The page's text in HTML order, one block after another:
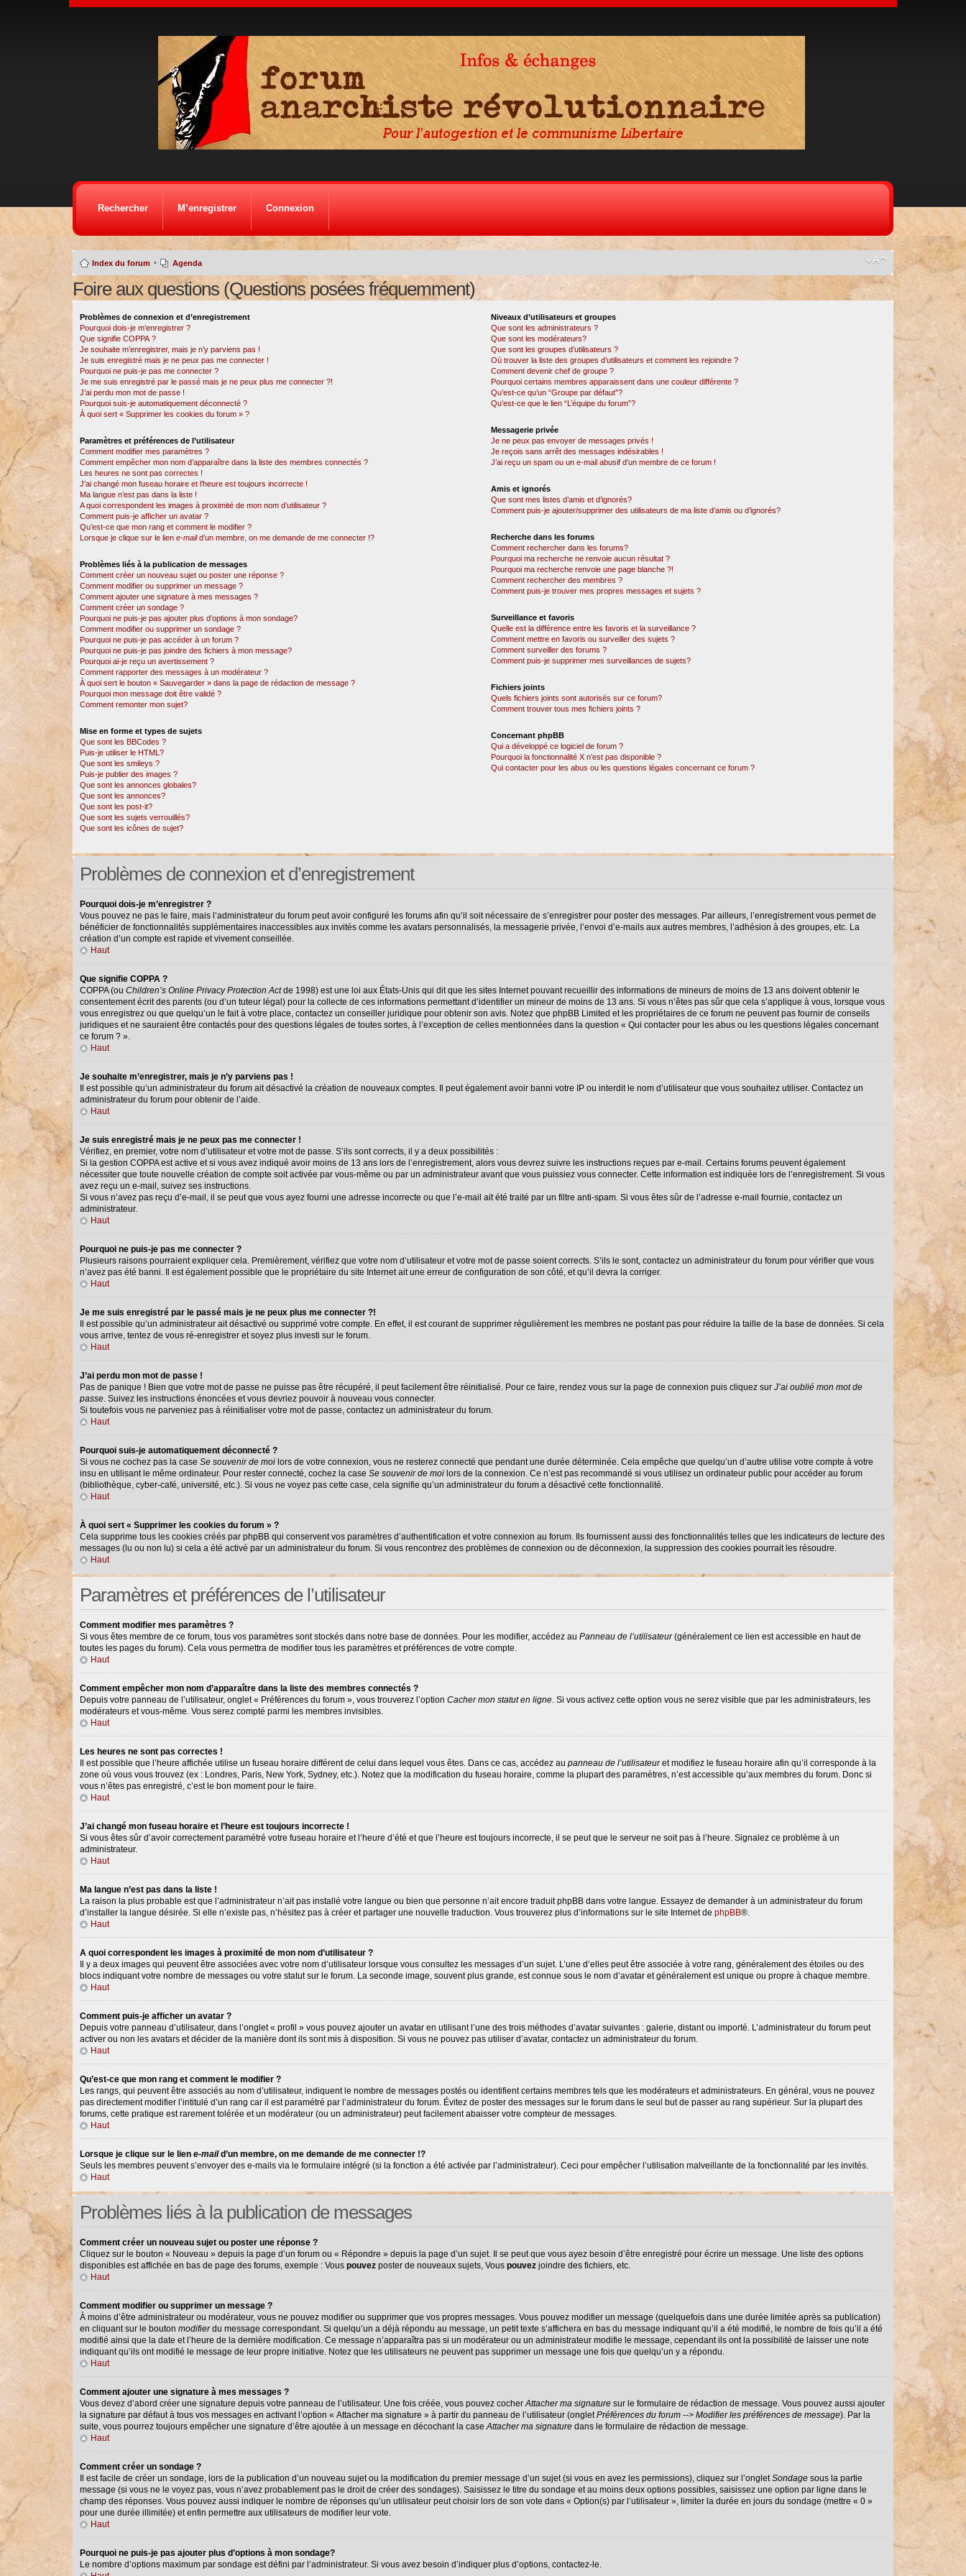
Rechercher M’enregistrer Connexion
Index du forum • Agenda
Foire aux questions (Questions posées fréquemment)
Problèmes de connexion et d’enregistrement
Pourquoi dois-je m’enregistrer ?
Que signifie COPPA ?
Je souhaite m’enregistrer, mais je n’y parviens pas !
Je suis enregistré mais je ne peux pas me connecter !
Pourquoi ne puis-je pas me connecter ?
Je me suis enregistré par le passé mais je ne peux plus me connecter ?!
J’ai perdu mon mot de passe !
Pourquoi suis-je automatiquement déconnecté ?
À quoi sert « Supprimer les cookies du forum » ?
Paramètres et préférences de l’utilisateur
Comment modifier mes paramètres ?
Comment empêcher mon nom d’apparaître dans la liste des membres connectés ?
Les heures ne sont pas correctes !
J’ai changé mon fuseau horaire et l’heure est toujours incorrecte !
Ma langue n’est pas dans la liste !
A quoi correspondent les images à proximité de mon nom d’utilisateur ?
Comment puis-je afficher un avatar ?
Qu’est-ce que mon rang et comment le modifier ?
Lorsque je clique sur le lien e-maild’un membre, on me demande de me connecter !?
Problèmes liés à la publication de messages
Comment créer un nouveau sujet ou poster une réponse ?
Comment modifier ou supprimer un message ?
Comment ajouter une signature à mes messages ?
Comment créer un sondage ?
Pourquoi ne puis-je pas ajouter plus d’options à mon sondage?
Comment modifier ou supprimer un sondage ?
Pourquoi ne puis-je pas accéder à un forum ?
Pourquoi ne puis-je pas joindre des fichiers à mon message?
Pourquoi ai-je reçu un avertissement ?
Comment rapporter des messages à un modérateur ?
À quoi sert le bouton « Sauvegarder » dans la page de rédaction de message ?
Pourquoi mon message doit être validé ?
Comment remonter mon sujet?
Mise en forme et types de sujets
Que sont les BBCodes ?
Puis-je utiliser le HTML?
Que sont les smileys ?
Puis-je publier des images ?
Que sont les annonces globales?
Que sont les annonces?
Que sont les post-it?
Que sont les sujets verrouillés?
Que sont les icônes de sujet?
Niveaux d’utilisateurs et groupes
Que sont les administrateurs ?
Que sont les modérateurs?
Que sont les groupes d’utilisateurs ?
Où trouver la liste des groupes d’utilisateurs et comment les rejoindre ?
Comment devenir chef de groupe ?
Pourquoi certains membres apparaissent dans une couleur différente ?
Qu’est-ce qu’un “Groupe par défaut”?
Qu’est-ce que le lien “L’équipe du forum”?
Messagerie privée
Je ne peux pas envoyer de messages privés !
Je reçois sans arrêt des messages indésirables !
J’ai reçu un spam ou un e-mail abusif d’un membre de ce forum !
Amis et ignorés
Que sont mes listes d’amis et d’ignorés?
Comment puis-je ajouter/supprimer des utilisateurs de ma liste d’amis ou d’ignorés?
Recherche dans les forums
Comment rechercher dans les forums?
Pourquoi ma recherche ne renvoie aucun résultat ?
Pourquoi ma recherche renvoie une page blanche ?!
Comment rechercher des membres ?
Comment puis-je trouver mes propres messages et sujets ?
Surveillance et favoris
Quelle est la différence entre les favoris et la surveillance ?
Comment mettre en favoris ou surveiller des sujets ?
Comment surveiller des forums ?
Comment puis-je supprimer mes surveillances de sujets?
Fichiers joints
Quels fichiers joints sont autorisés sur ce forum?
Comment trouver tous mes fichiers joints ?
Concernant phpBB
Qui a développé ce logiciel de forum ?
Pourquoi la fonctionnalité X n’est pas disponible ?
Qui contacter pour les abus ou les questions légales concernant ce forum ?
Problèmes de connexion et d’enregistrement
Pourquoi dois-je m’enregistrer ?
Vous pouvez ne pas le faire, mais l’administrateur du forum peut avoir configuré les forums afin qu’il soit nécessaire de s’enregistrer pour poster des messages. Par ailleurs, l’enregistrement vous permet de
bénéficier de fonctionnalités supplémentaires inaccessibles aux invités comme les avatars personnalisés, la messagerie privée, l’envoi d’e-mails aux autres membres, l’adhésion à des groupes, etc. La
création d’un compte est rapide et vivement conseillée.
Haut
Que signifie COPPA ?
COPPA (ou Children’s Online Privacy Protection Actde 1998) est une loi aux États-Unis qui dit que les sites Internet pouvant recueillir des informations de mineurs de moins de 13 ans doivent obtenir le
consentement écrit des parents (ou d’un tuteur légal) pour la collecte de ces informations permettant d’identifier un mineur de moins de 13 ans. Si vous n’êtes pas sûr que cela s’applique à vous, lorsque vous
vous enregistrez ou que quelqu’un le fait à votre place, contactez un conseiller juridique pour obtenir son avis. Notez que phpBB Limited et les propriétaires de ce forum ne peuvent pas fournir de conseils
juridiques et ne sauraient être contactés pour des questions légales de toutes sortes, à l’exception de celles mentionnées dans la question « Qui contacter pour les abus ou les questions légales concernant
ce forum ? ».
Haut
Je souhaite m’enregistrer, mais je n’y parviens pas !
Il est possible qu’un administrateur du forum ait désactivé la création de nouveaux comptes. Il peut également avoir banni votre IP ou interdit le nom d’utilisateur que vous souhaitez utiliser. Contactez un
administrateur du forum pour obtenir de l’aide.
Haut
Je suis enregistré mais je ne peux pas me connecter !
Vérifiez, en premier, votre nom d’utilisateur et votre mot de passe. S’ils sont corrects, il y a deux possibilités :
Si la gestion COPPA est active et si vous avez indiqué avoir moins de 13 ans lors de l’enregistrement, alors vous devrez suivre les instructions reçues par e-mail. Certains forums peuvent également
nécessiter que toute nouvelle création de compte soit activée par vous-même ou par un administrateur avant que vous puissiez vous connecter. Cette information est indiquée lors de l’enregistrement. Si vous
avez reçu un e-mail, suivez ses instructions.
Si vous n’avez pas reçu d’e-mail, il se peut que vous ayez fourni une adresse incorrecte ou que l’e-mail ait été traité par un filtre anti-spam. Si vous êtes sûr de l’adresse e-mail fournie, contactez un
administrateur.
Haut
Pourquoi ne puis-je pas me connecter ?
Plusieurs raisons pourraient expliquer cela. Premièrement, vérifiez que votre nom d’utilisateur et votre mot de passe soient corrects. S’ils le sont, contactez un administrateur du forum pour vérifier que vous
n’avez pas été banni. Il est également possible que le propriétaire du site Internet ait une erreur de configuration de son côté, et qu’il devra la corriger.
Haut
Je me suis enregistré par le passé mais je ne peux plus me connecter ?!
Il est possible qu’un administrateur ait désactivé ou supprimé votre compte. En effet, il est courant de supprimer régulièrement les membres ne postant pas pour réduire la taille de la base de données. Si cela
vous arrive, tentez de vous ré-enregistrer et soyez plus investi sur le forum.
Haut
J’ai perdu mon mot de passe !
Pas de panique ! Bien que votre mot de passe ne puisse pas être récupéré, il peut facilement être réinitialisé. Pour ce faire, rendez vous sur la page de connexion puis cliquez sur J’ai oublié mon mot de
passe. Suivez les instructions énoncées et vous devriez pouvoir à nouveau vous connecter.
Si toutefois vous ne parveniez pas à réinitialiser votre mot de passe, contactez un administrateur du forum.
Haut
Pourquoi suis-je automatiquement déconnecté ?
Si vous ne cochez pas la case Se souvenir de moilors de votre connexion, vous ne resterez connecté que pendant une durée déterminée. Cela empêche que quelqu’un d’autre utilise votre compte à votre
insu en utilisant le même ordinateur. Pour rester connecté, cochez la case Se souvenir de moilors de la connexion. Ce n’est pas recommandé si vous utilisez un ordinateur public pour accéder au forum
(bibliothèque, cyber-café, université, etc.). Si vous ne voyez pas cette case, cela signifie qu’un administrateur du forum a désactivé cette fonctionnalité.
Haut
À quoi sert « Supprimer les cookies du forum » ?
Cela supprime tous les cookies créés par phpBB qui conservent vos paramètres d’authentification et votre connexion au forum. Ils fournissent aussi des fonctionnalités telles que les indicateurs de lecture des
messages (lu ou non lu) si cela a été activé par un administrateur du forum. Si vous rencontrez des problèmes de connexion ou de déconnexion, la suppression des cookies pourrait les résoudre.
Haut
Paramètres et préférences de l’utilisateur
Comment modifier mes paramètres ?
Si vous êtes membre de ce forum, tous vos paramètres sont stockés dans notre base de données. Pour les modifier, accédez au Panneau de l’utilisateur(généralement ce lien est accessible en haut de
toutes les pages du forum). Cela vous permettra de modifier tous les paramètres et préférences de votre compte.
Haut
Comment empêcher mon nom d’apparaître dans la liste des membres connectés ?
Depuis votre panneau de l’utilisateur, onglet « Préférences du forum », vous trouverez l’option Cacher mon statut en ligne. Si vous activez cette option vous ne serez visible que par les administrateurs, les
modérateurs et vous-même. Vous serez compté parmi les membres invisibles.
Haut
Les heures ne sont pas correctes !
Il est possible que l’heure affichée utilise un fuseau horaire différent de celui dans lequel vous êtes. Dans ce cas, accédez au panneau de l’utilisateuret modifiez le fuseau horaire afin qu’il corresponde à la
zone où vous vous trouvez (ex : Londres, Paris, New York, Sydney, etc.). Notez que la modification du fuseau horaire, comme la plupart des paramètres, n’est accessible qu’aux membres du forum. Donc si
vous n’êtes pas enregistré, c’est le bon moment pour le faire.
Haut
J’ai changé mon fuseau horaire et l’heure est toujours incorrecte !
Si vous êtes sûr d’avoir correctement paramétré votre fuseau horaire et l’heure d’été et que l’heure est toujours incorrecte, il se peut que le serveur ne soit pas à l’heure. Signalez ce problème à un
administrateur.
Haut
Ma langue n’est pas dans la liste !
La raison la plus probable est que l’administrateur n’ait pas installé votre langue ou bien que personne n’ait encore traduit phpBB dans votre langue. Essayez de demander à un administrateur du forum
d’installer la langue désirée. Si elle n’existe pas, n’hésitez pas à créer et partager une nouvelle traduction. Vous trouverez plus d’informations sur le site Internet de phpBB®.
Haut
A quoi correspondent les images à proximité de mon nom d’utilisateur ?
Il y a deux images qui peuvent être associées avec votre nom d’utilisateur lorsque vous consultez les messages d’un sujet. L’une d’elles peut être associée à votre rang, généralement des étoiles ou des
blocs indiquant votre nombre de messages ou votre statut sur le forum. La seconde image, souvent plus grande, est connue sous le nom d’avatar et généralement est unique ou propre à chaque membre.
Haut
Comment puis-je afficher un avatar ?
Depuis votre panneau d’utilisateur, dans l’onglet « profil » vous pouvez ajouter un avatar en utilisant l’une des trois méthodes d’avatar suivantes : galerie, distant ou importé. L’administrateur du forum peut
activer ou non les avatars et décider de la manière dont ils sont mis à disposition. Si vous ne pouvez pas utiliser d’avatar, contactez un administrateur du forum.
Haut
Qu’est-ce que mon rang et comment le modifier ?
Les rangs, qui peuvent être associés au nom d’utilisateur, indiquent le nombre de messages postés ou identifient certains membres tels que les modérateurs et administrateurs. En général, vous ne pouvez
pas directement modifier l’intitulé d’un rang car il est paramétré par l’administrateur du forum. Évitez de poster des messages sur le forum dans le seul but de passer au rang supérieur. Sur la plupart des
forums, cette pratique est rarement tolérée et un modérateur (ou un administrateur) peut facilement abaisser votre compteur de messages.
Haut
Lorsque je clique sur le lien e-maild’un membre, on me demande de me connecter !?
Seuls les membres peuvent s’envoyer des e-mails via le formulaire intégré (si la fonction a été activée par l’administrateur). Ceci pour empêcher l’utilisation malveillante de la fonctionnalité par les invités.
Haut
Problèmes liés à la publication de messages
Comment créer un nouveau sujet ou poster une réponse ?
Cliquez sur le bouton « Nouveau » depuis la page d’un forum ou « Répondre » depuis la page d’un sujet. Il se peut que vous ayez besoin d’être enregistré pour écrire un message. Une liste des options
disponibles est affichée en bas de page des forums, exemple : Vous pouvezposter de nouveaux sujets, Vous pouvezjoindre des fichiers, etc.
Haut
Comment modifier ou supprimer un message ?
À moins d’être administrateur ou modérateur, vous ne pouvez modifier ou supprimer que vos propres messages. Vous pouvez modifier un message (quelquefois dans une durée limitée après sa publication)
en cliquant sur le bouton modifierdu message correspondant. Si quelqu’un a déjà répondu au message, un petit texte s’affichera en bas du message indiquant qu’il a été modifié, le nombre de fois qu’il a été
modifié ainsi que la date et l’heure de la dernière modification. Ce message n’apparaîtra pas si un modérateur ou un administrateur modifie le message, cependant ils ont la possibilité de laisser une note
indiquant qu’ils ont modifié le message de leur propre initiative. Notez que les utilisateurs ne peuvent pas supprimer un message une fois que quelqu’un y a répondu.
Haut
Comment ajouter une signature à mes messages ?
Vous devez d’abord créer une signature depuis votre panneau de l’utilisateur. Une fois créée, vous pouvez cocherAttacher ma signaturesur le formulaire de rédaction de message. Vous pouvez aussi ajouter
la signature par défaut à tous vos messages en activant l’option « Attacher ma signature » à partir du panneau de l’utilisateur (ongletPréférences du forum --> Modifier les préférences de message). Par la
suite, vous pourrez toujours empêcher une signature d’être ajoutée à un message en décochant la caseAttacher ma signaturedans le formulaire de rédaction de message.
Haut
Comment créer un sondage ?
Il est facile de créer un sondage, lors de la publication d’un nouveau sujet ou la modification du premier message d’un sujet (si vous en avez les permissions), cliquez sur l’ongletSondagesous la partie
message (si vous ne le voyez pas, vous n’avez probablement pas le droit de créer des sondages). Saisissez le titre du sondage et au moins deux options possibles, saisissez une option par ligne dans le
champ des réponses. Vous pouvez aussi indiquer le nombre de réponses qu’un utilisateur peut choisir lors de son vote dans « Option(s) par l’utilisateur », limiter la durée en jours du sondage (mettre « 0 »
pour une durée illimitée) et enfin permettre aux utilisateurs de modifier leur vote.
Haut
Pourquoi ne puis-je pas ajouter plus d’options à mon sondage?
Le nombre d’options maximum par sondage est défini par l’administrateur. Si vous avez besoin d’indiquer plus d’options, contactez-le.